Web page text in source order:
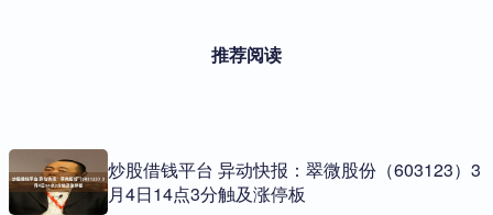
推荐阅读
炒股借钱平台 异动快报：翠微股份（603123）3
月4日14点3分触及涨停板